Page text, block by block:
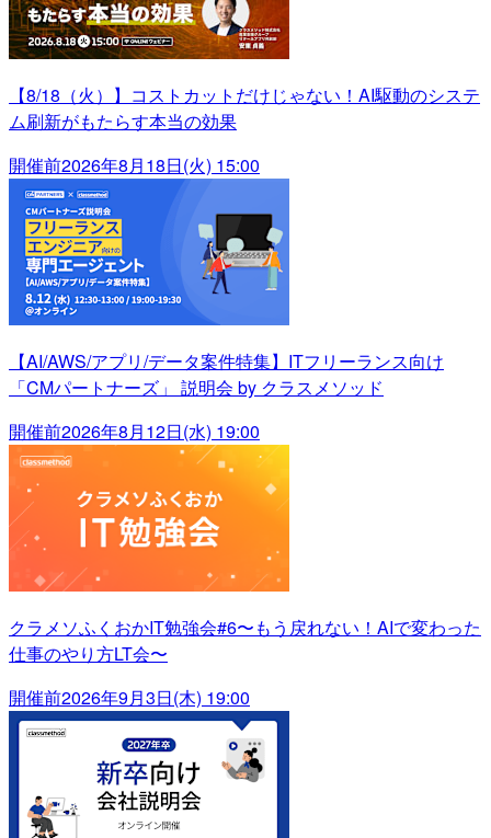
【8/18（火）】コストカットだけじゃない！AI駆動のシステ
ム刷新がもたらす本当の効果
開催前2026年8月18日(火) 15:00
【AI/AWS/アプリ/データ案件特集】ITフリーランス向け
「CMパートナーズ」 説明会 by クラスメソッド
開催前2026年8月12日(水) 19:00
クラメソふくおかIT勉強会#6〜もう戻れない！AIで変わった
仕事のやり方LT会〜
開催前2026年9月3日(木) 19:00